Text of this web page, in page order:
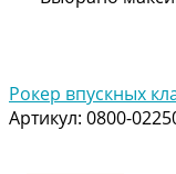
Рокер впускных
Артикул: 0800-